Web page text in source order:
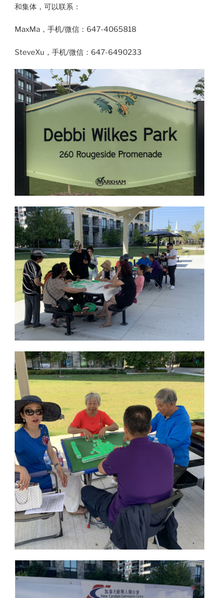
和集体，可以联系：
MaxMa，手机/微信：647-4065818
SteveXu，手机/微信：647-6490233